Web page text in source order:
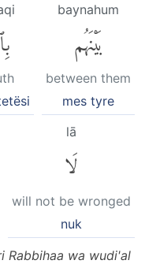
baynahum
بَيْنَهُم
between them
mes tyre
lā
لَا
will not be wronged
nuk
Rabbihaa wa wudi'al